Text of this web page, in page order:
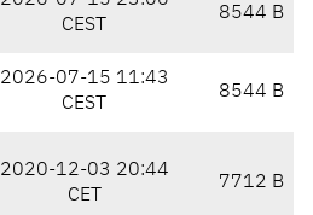
CEST
8544 B
2026-07-15 11:43
CEST
8544 B
2020-12-03 20:44
CET
7712 B